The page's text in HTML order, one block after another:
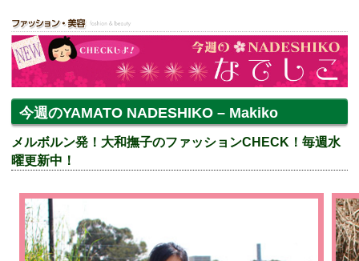
今週のYAMATO NADESHIKO – Makiko
メルボルン発！大和撫子のファッションCHECK！毎週水
曜更新中！